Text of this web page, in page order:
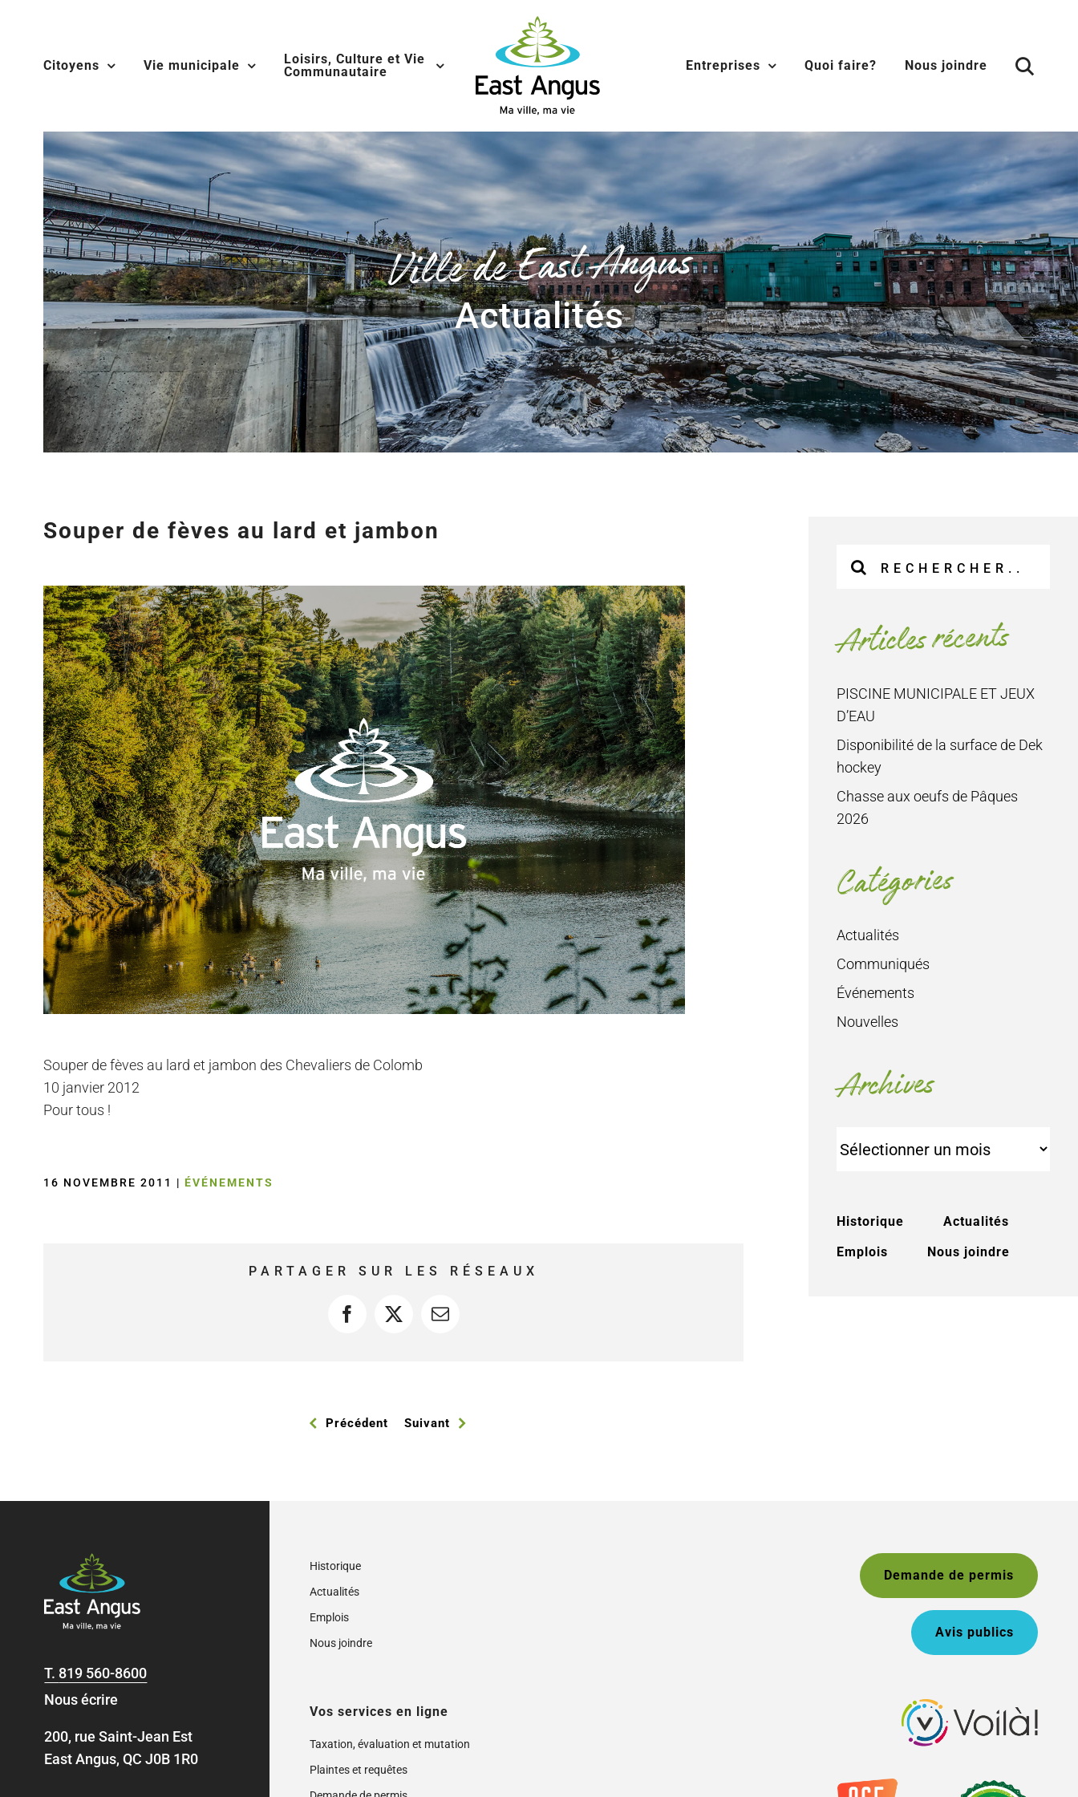
contentCitoyens Vie municipale
Loisirs, Culture et Vie
Communautaire
Entreprises Quoi faire? Nous joindre
Ville de East Angus
Actualités
Souper de fèves au lard et jambon
Agrandir
l&apos;image
Souper de fèves au lard et jambon des Chevaliers de Colomb
10 janvier 2012
Pour tous !
16 NOVEMBRE 2011 | ÉVÉNEMENTS
PARTAGER SUR LES RÉSEAUX
Facebook
X Courriel
Précédent Suivant
sur
:Articles récents
PISCINE MUNICIPALE ET JEUX
D’EAU
Disponibilité de la surface de Dek
hockey
Chasse aux oeufs de Pâques
2026
Catégories
Actualités
Communiqués
Événements
Nouvelles
Archives
Historique
Actualités
Emplois
Nous joindre
T. 819 560-8600
Nous écrire
200, rue Saint-Jean Est
East Angus, QC J0B 1R0
Historique
Actualités
Emplois
Nous joindre
Vos services en ligne
Taxation, évaluation et mutation
Plaintes et requêtes
Demande de permis
Avis publics